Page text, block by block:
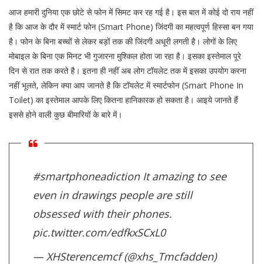
आज हमारी दुनिया एक छोटे से फोन में सिमट कर रह गई है। इस बात में कोई दो राय नहीं
है कि आज के दौर में स्मार्ट फोन (Smart Phone) जिंदगी का महत्वपूर्ण हिस्सा बन गया
है। फोन के बिना बच्चों से लेकर बड़ों तक की जिंदगी अधूरी लगती है। लोगों के लिए
मोबाइल के बिना एक मिनट भी गुजारना मुश्किल होता जा रहा है। इसका इस्तेमाल पूरे
दिन से रात तक करते है। इतना ही नहीं अब लोग टॉयलेट तक में इसका उपयोग करना
नहीं भूलते, लेकिन क्या आप जानते है कि टॉयलेट में स्मार्टफोन (Smart Phone In
Toilet) का इस्तेमाल आपके लिए कितना हानिकारक हो सकता है। आइये जानते हैं
इससे होने वाली कुछ बीमारियों के बारे में।
#smartphoneadictionIt amazing to see
even in drawings people are still
obsessed with their phones.
pic.twitter.com/edfkxSCxL0
— XHSterencemcf (@xhs_Tmcfadden)